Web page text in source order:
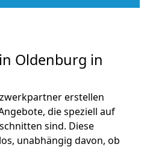
Oldenburg in
erstellen
die speziell auf
sind. Diese
unabhängig davon, ob